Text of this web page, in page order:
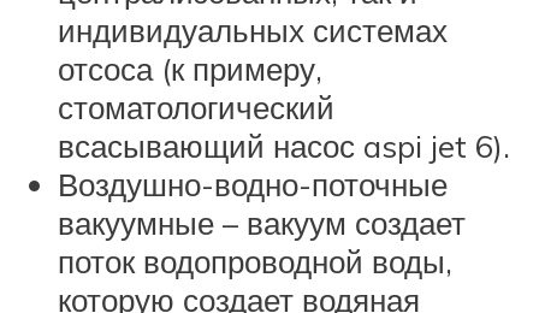
индивидуальных системах
отсоса (к примеру,
стоматологический
всасывающий насос aspi jet 6).
Воздушно-водно-поточные
вакуумные – вакуум создает
поток водопроводной воды,
которую создает водяная